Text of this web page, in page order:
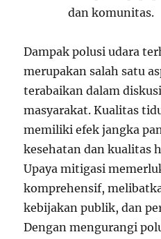
dan komunitas.
Dampak polusi udara
merupakan salah satu
terabaikan dalam
masyarakat. Kualitas
memiliki efek jangka
kesehatan dan kualitas
Upaya mitigasi
komprehensif,
kebijakan publik, dan
Dengan mengurangi